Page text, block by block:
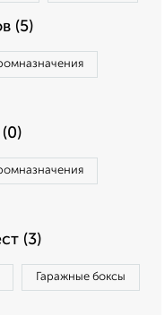
(5)
(3)
Гаражные боксы